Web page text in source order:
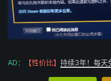
AD： 【性价比】 持续3年！每天